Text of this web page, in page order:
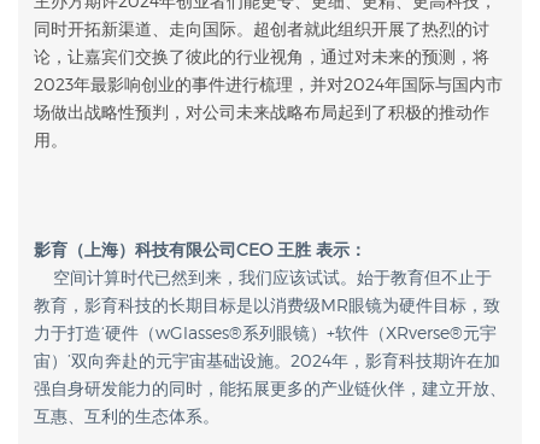
同时开拓新渠道、走向国际。超创者就此组织开展了热烈的讨
论，让嘉宾们交换了彼此的行业视角，通过对未来的预测，将
2023年最影响创业的事件进行梳理，并对2024年国际与国内市
场做出战略性预判，对公司未来战略布局起到了积极的推动作
用。
影育（上海）科技有限公司CEO 王胜 表示：
空间计算时代已然到来，我们应该试试。始于教育但不止于
教育，影育科技的长期目标是以消费级MR眼镜为硬件目标，致
力于打造‘硬件（wGlasses®️系列眼镜）+软件（XRverse®️元宇
宙）’双向奔赴的元宇宙基础设施。2024年，影育科技期许在加
强自身研发能力的同时，能拓展更多的产业链伙伴，建立开放、
互惠、互利的生态体系。